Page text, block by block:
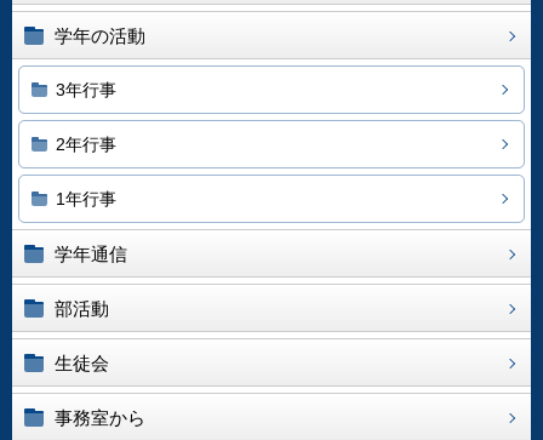
学年の活動
3年行事
2年行事
1年行事
学年通信
部活動
生徒会
事務室から